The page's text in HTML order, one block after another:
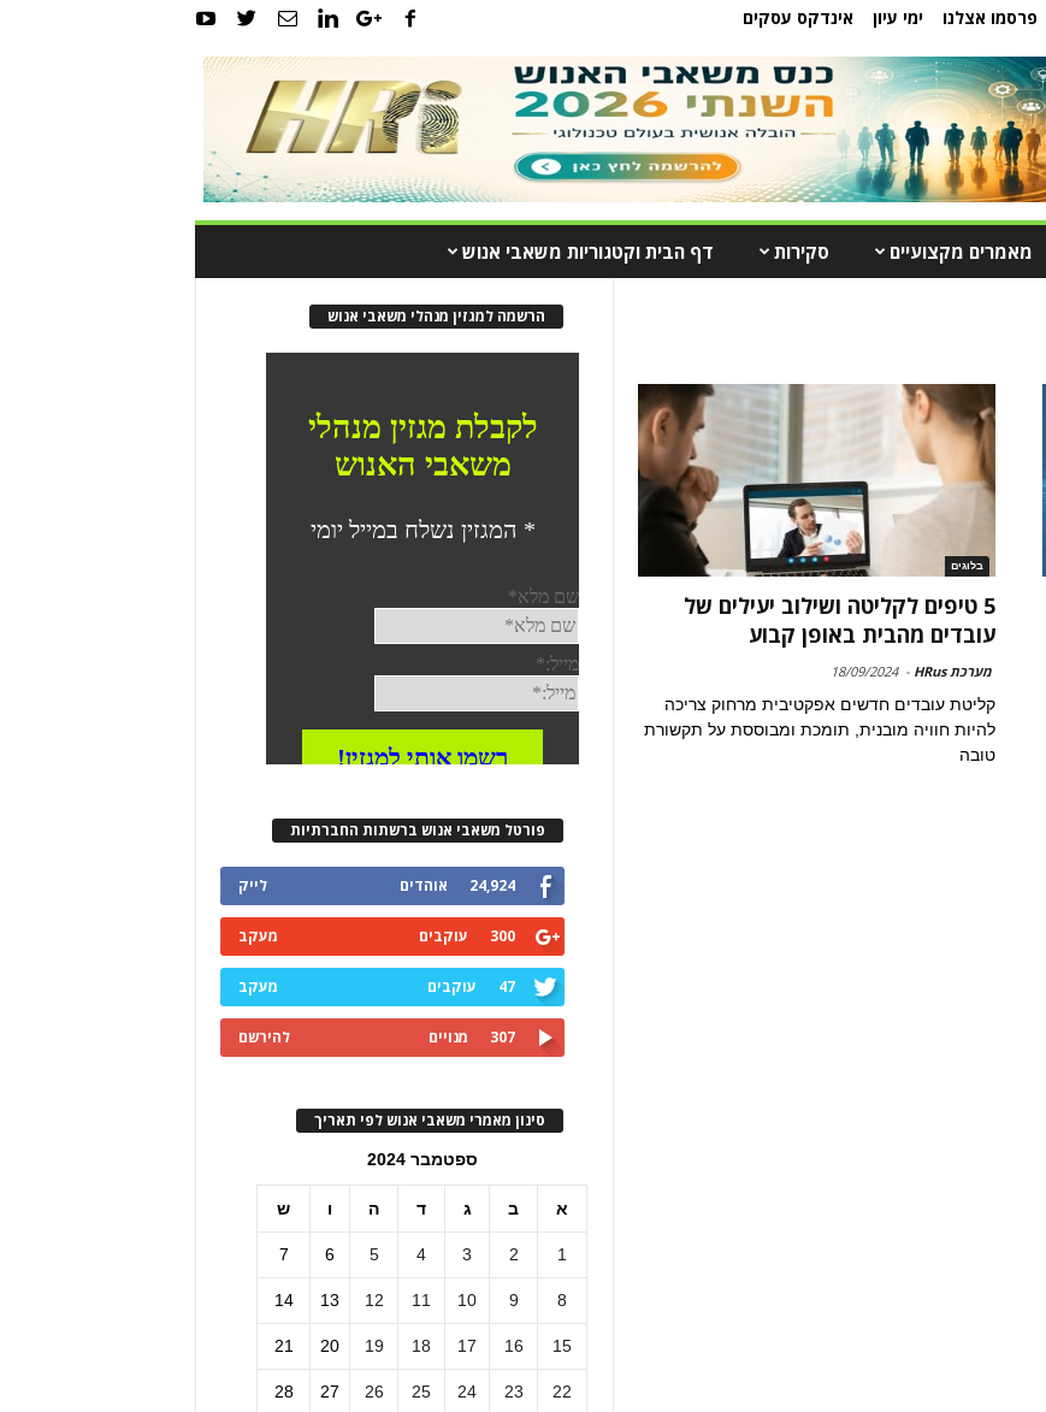
פרסמו אצלנו ימי עיון אינדקס עסקים
מאמרים מקצועיים סקירות דף הבית וקטגוריות משאבי אנוש
בלוגים
5 טיפים לקליטה ושילוב יעילים של
עובדים מהבית באופן קבוע
מערכת HRus -
18/09/2024
קליטת עובדים חדשים אפקטיבית מרחוק צריכה
להיות חוויה מובנית, תומכת ומבוססת על תקשורת
טובה
הרשמה למגזין מנהלי משאבי אנוש
פורטל משאבי אנוש ברשתות החברתיות
24,924 אוהדים לייק
300 עוקבים מעקב
47 עוקבים מעקב
307 מנויים להירשם
סינון מאמרי משאבי אנוש לפי תאריך
ספטמבר 2024
א ב ג ד ה ו ש
1
2
3
4
5
6
7
8
9
10
11
12
13
14
15
16
17
18
19
20
21
22
23
24
25
26
27
28